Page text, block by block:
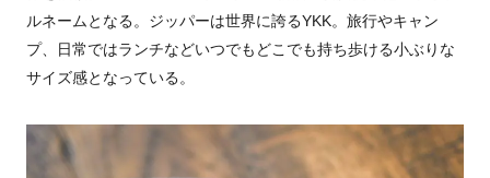
ルネームとなる。ジッパーは世界に誇るYKK。旅行やキャン
プ、日常ではランチなどいつでもどこでも持ち歩ける小ぶりな
サイズ感となっている。